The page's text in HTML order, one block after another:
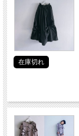
在庫切れ